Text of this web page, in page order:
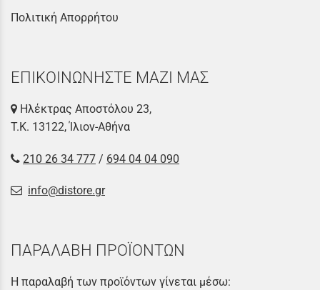
Πολιτική Απορρήτου
ΕΠΙΚΟΙΝΩΝΗΣΤΕ ΜΑΖΙ ΜΑΣ
Ηλέκτρας Αποστόλου 23,
Τ.Κ. 13122, Ίλιον-Αθήνα
210 26 34 777 / 694 04 04 090
info@distore.gr
ΠΑΡΑΛΑΒΗ ΠΡΟΪΟΝΤΩΝ
Η παραλαβή των προϊόντων γίνεται μέσω: